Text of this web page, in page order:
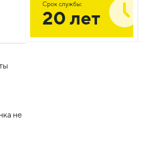
не
Срок службы:
20 лет